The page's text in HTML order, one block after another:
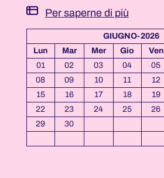
Per saperne di più
GIUGNO-2026
Lun
Mar Mer Gio Ven
01
02 03 04 05
08
09 10 11 12
15
16 17 18 19
22
23 24 25 26
29
30